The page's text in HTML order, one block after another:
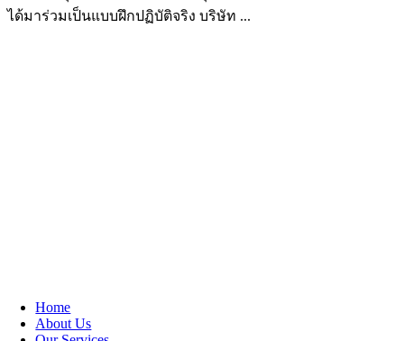
ได้มาร่วมเป็นแบบฝึกปฏิบัติจริง บริษัท ...
Home
About Us